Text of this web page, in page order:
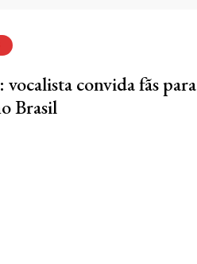
convida fãs para
Brasil